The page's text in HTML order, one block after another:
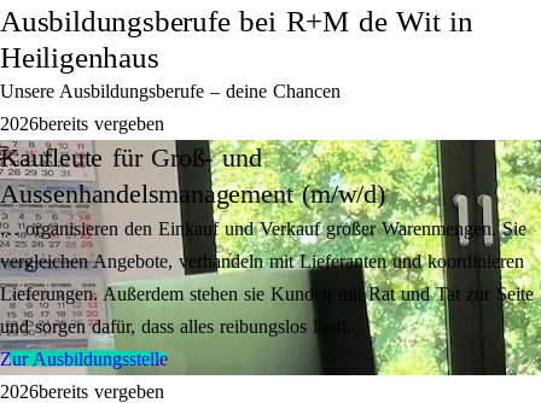
Ausbildungsberufe bei R+M de Wit in
Heiligenhaus
Unsere Ausbildungsberufe – deine Chancen
2026bereits vergeben
Kaufleute für Groß- und
Aussenhandelsmanagement (m/w/d)
… organisieren den Einkauf und Verkauf großer Warenmengen. Sie
vergleichen Angebote, verhandeln mit Lieferanten und koordinieren
Lieferungen. Außerdem stehen sie Kunden mit Rat und Tat zur Seite
und sorgen dafür, dass alles reibungslos läuft.
Zur Ausbildungsstelle
2026bereits vergeben